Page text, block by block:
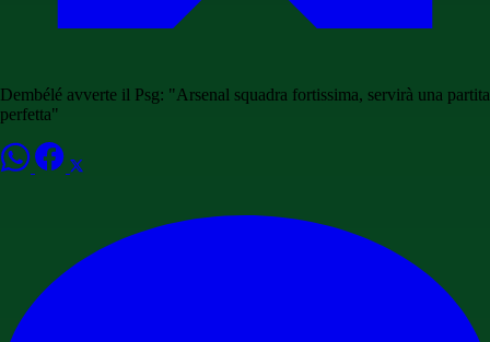
Dembélé avverte il Psg: "Arsenal squadra fortissima, servirà una partita
perfetta"